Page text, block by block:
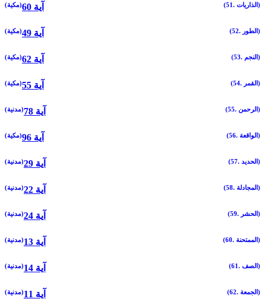
(51. الذاريات) (مكية) 60 آية
(52. الطور) (مكية) 49 آية
(53. النجم) (مكية) 62 آية
(54. القمر) (مكية) 55 آية
(55. الرحمن) (مدنية) 78 آية
(56. الواقعة) (مكية) 96 آية
(57. الحديد) (مدنية) 29 آية
(58. المجادلة) (مدنية) 22 آية
(59. الحشر) (مدنية) 24 آية
(60. الممتحنة) (مدنية) 13 آية
(61. الصف) (مدنية) 14 آية
(62. الجمعة) (مدنية) 11 آية